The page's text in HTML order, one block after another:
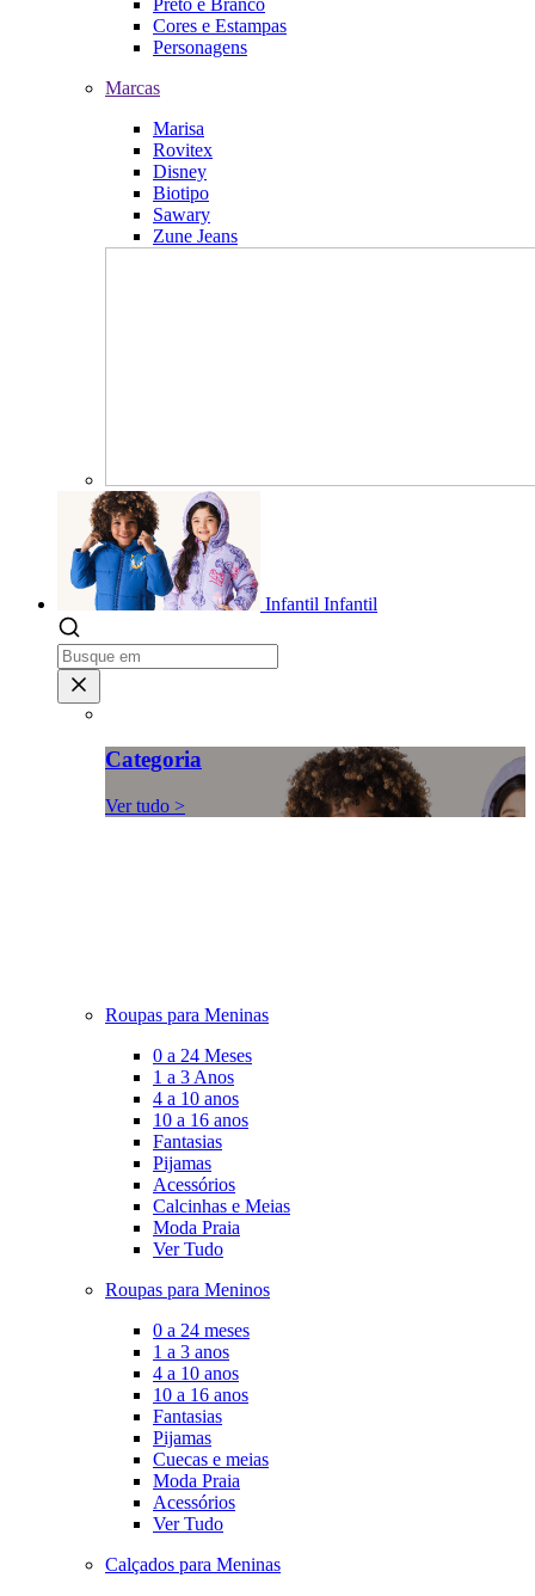
Cores e Estampas
Personagens
Marcas
Marisa
Rovitex
Disney
Biotipo
Sawary
Zune Jeans
Infantil Infantil
Categoria
Ver tudo >
Roupas para Meninas
0 a 24 Meses
1 a 3 Anos
4 a 10 anos
10 a 16 anos
Fantasias
Pijamas
Acessórios
Calcinhas e Meias
Moda Praia
Ver Tudo
Roupas para Meninos
0 a 24 meses
1 a 3 anos
4 a 10 anos
10 a 16 anos
Fantasias
Pijamas
Cuecas e meias
Moda Praia
Acessórios
Ver Tudo
Calçados para Meninas